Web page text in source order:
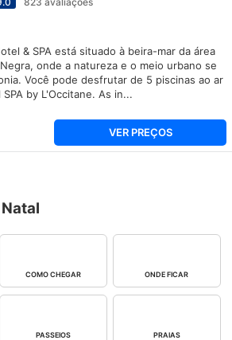
& SPA está situado à beira-mar da área
onde a natureza e o meio urbano se
Você pode desfrutar de 5 piscinas ao ar
by L'Occitane. As in...
VER PREÇOS
COMO CHEGAR ONDE FICAR
PASSEIOS PRAIAS